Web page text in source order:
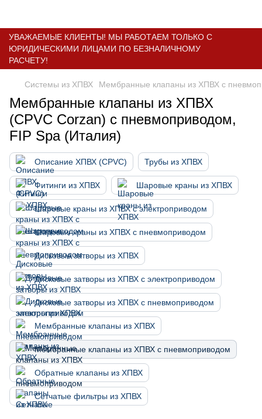
УВАЖАЕМЫЕ КЛИЕНТЫ! МЫ РАБОТАЕМ ТОЛЬКО С
ЮРИДИЧЕСКИМИ ЛИЦАМИ ПО БЕЗНАЛИЧНОМУ
РАСЧЕТУ!
Системы из ХПВХ Мембранные клапаны из ХПВХ с
Мембранные клапаны из ХПВХ
(CPVC Corzan) с пневмоприводом,
FIP Spa (Италия)
Описание ХПВХ (CPVC) Трубы из ХПВХ
Фитинги из ХПВХ Шаровые краны из ХПВХ
Шаровые краны из ХПВХ с электроприводом
Шаровые краны из ХПВХ с пневмоприводом
Дисковые затворы из ХПВХ
Дисковые затворы из ХПВХ с электроприводом
Дисковые затворы из ХПВХ с пневмоприводом
Мембранные клапаны из ХПВХ
Мембранные клапаны из ХПВХ с пневмоприводом
Обратные клапаны из ХПВХ
Сетчатые фильтры из ХПВХ